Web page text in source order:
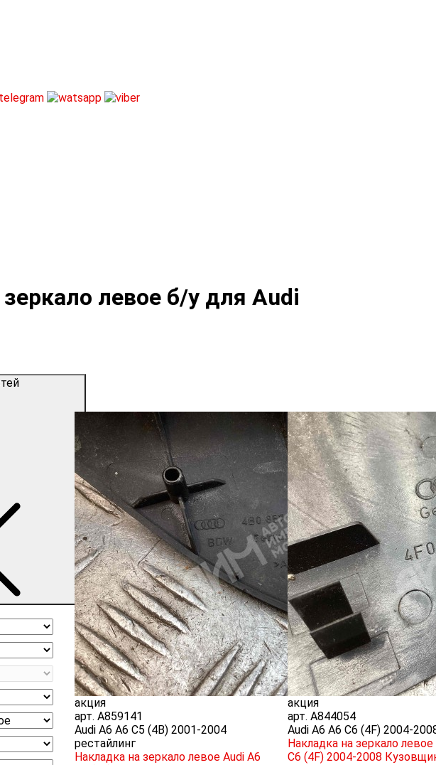
левое б/у для Audi
акция
арт. A859141
Audi A6 A6 C5 (4B) 2001-2004
рестайлинг
Накладка на зеркало левое Audi A6
акция
арт. A844054
Audi A6 A6 C6 (4F) 2004-
Накладка на зеркало левое
C6 (4F) 2004-2008